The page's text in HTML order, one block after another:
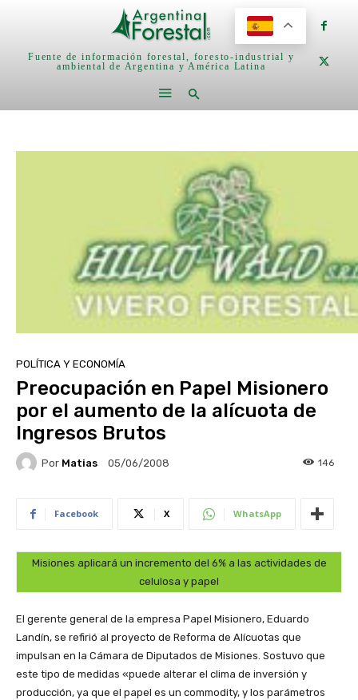
Fuente de información forestal, foresto-industrial y
ambiental de Argentina y América Latina
POLÍTICA Y ECONOMÍA
Preocupación en Papel Misionero
por el aumento de la alícuota de
Ingresos Brutos
Por Matias 05/06/2008 146
Facebook X WhatsApp
Misiones aplicará un incremento del 6% a las actividades de
celulosa y papel
El gerente general de la empresa Papel Misionero, Eduardo
Landín, se refirió al proyecto de Reforma de Alícuotas que
impulsan en la Cámara de Diputados de Misiones. Sostuvo que
este tipo de medidas «puede alterar el clima de inversión y
producción, ya que el papel es un commodity, y los parámetros